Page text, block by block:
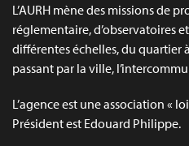
L’AURH mène des missions de
réglementaire, d’observatoires
différentes échelles, du quartier
passant par la ville,
L’agence est une association «
Président est Edouard Philippe.